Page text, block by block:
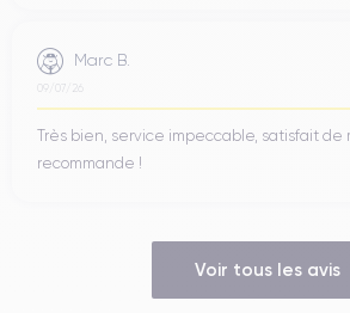
Marc B.
09/07/26
Très bien, service impeccable, satisfait de
recommande !
Voir tous les avis